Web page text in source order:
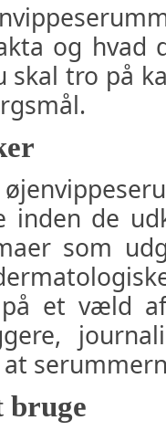
og hvad
skal tro på
inden de
som
et væld
bruge